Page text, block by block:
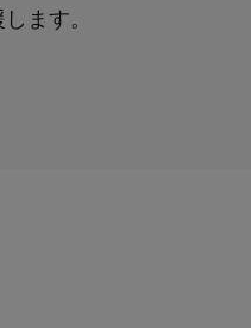
ます。